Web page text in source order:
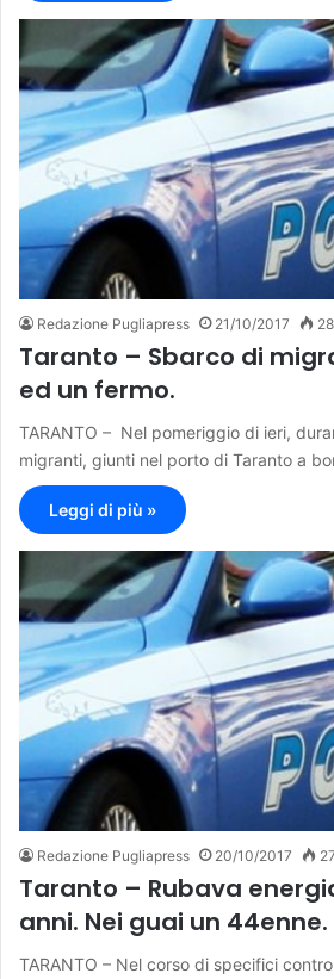
Redazione Pugliapress 21/10/2017
Taranto – Sbarco di
ed un fermo.
TARANTO – Nel pomeriggio di ieri,
migranti, giunti nel porto di Taranto a
Leggi di più »
Redazione Pugliapress 20/10/2017
Taranto – Rubava
anni. Nei guai un 44enne.
TARANTO – Nel corso di specifici